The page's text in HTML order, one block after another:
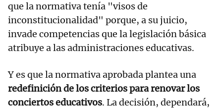
que la normativa tenía "visos de
inconstitucionalidad" porque, a su juicio,
invade competencias que la legislación básica
atribuye a las administraciones educativas.
Y es que la normativa aprobada plantea una
redefinición de los criterios para renovar los
conciertos educativos. La decisión, dependará,